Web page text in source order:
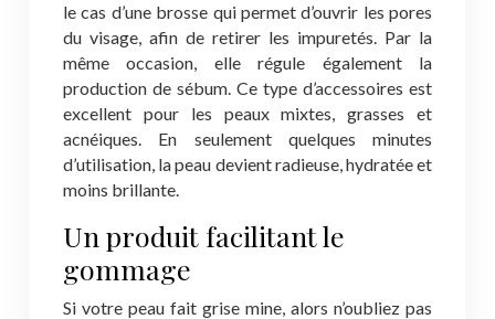
le cas d’une brosse qui permet d’ouvrir les pores
du visage, afin de retirer les impuretés. Par la
même occasion, elle régule également la
production de sébum. Ce type d’accessoires est
excellent pour les peaux mixtes, grasses et
acnéiques. En seulement quelques minutes
d’utilisation, la peau devient radieuse, hydratée et
moins brillante.
Un produit facilitant le
gommage
Si votre peau fait grise mine, alors n’oubliez pas